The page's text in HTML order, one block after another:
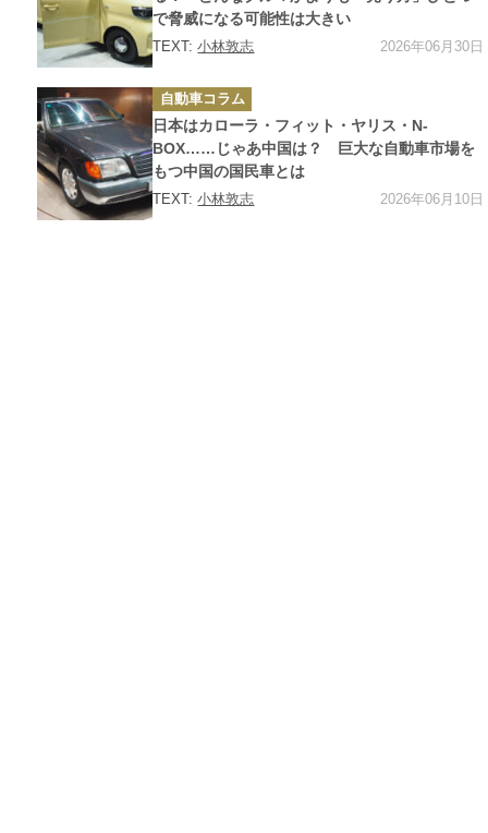
で脅威になる可能性は大きい
TEXT:小林敦志 2026年06月30日
カ
テ
ゴ
リ
ー
自動車コラム
日本はカローラ・フィット・ヤリス・N-
BOX……じゃあ中国は？ 巨大な自動車市場を
もつ中国の国民車とは
TEXT:小林敦志 2026年06月10日